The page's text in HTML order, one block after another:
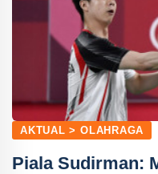
AKTUAL > OLAHRAGA
Piala Sudirman: